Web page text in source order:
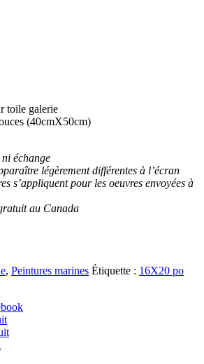
toile galerie
(40cmX50cm)
échange
légèrement différentes à l’écran
s’appliquent pour les oeuvres envoyées à
au Canada
, Peintures marines Étiquette : 16X20 po